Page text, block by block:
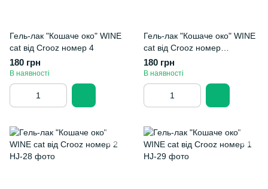
Гель-лак "Кошаче око" WINE
cat від Crooz номер 4
180 грн
В наявності
Гель-лак "Кошаче око" WINE
cat від Crooz номер
3(червона з рожевим
переливом)
180 грн
В наявності